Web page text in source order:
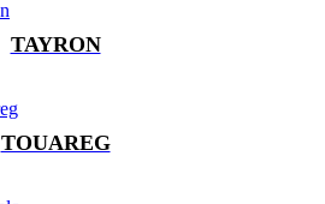
TAYRON
TOUAREG